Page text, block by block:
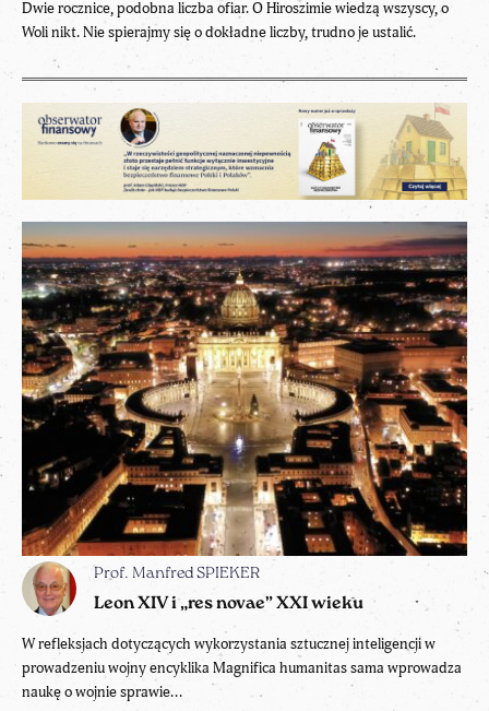
Dwie rocznice, podobna liczba ofiar. O Hiroszimie wiedzą wszyscy, o
Woli nikt. Nie spierajmy się o dokładne liczby, trudno je ustalić.
Prof. Manfred SPIEKER
Leon XIV i „res novae” XXI wieku
W refleksjach dotyczących wykorzystania sztucznej inteligencji w
prowadzeniu wojny encyklika Magnifica humanitas sama wprowadza
naukę o wojnie sprawie...